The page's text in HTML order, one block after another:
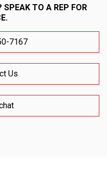
SPEAK TO A REP FOR
7167
Us